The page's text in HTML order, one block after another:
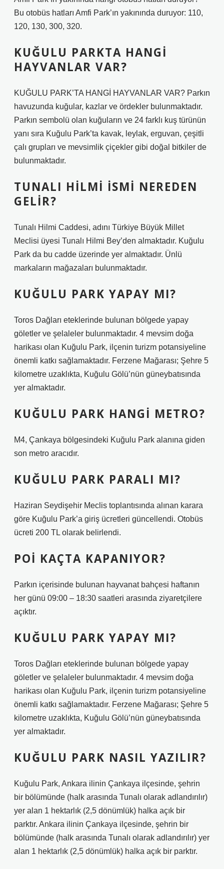
Bu otobüs hatları Amfi Park’ın yakınında duruyor: 110,
120, 130, 300, 320.
KUĞULU PARKTA HANGI
HAYVANLAR VAR?
KUĞULU PARK’TA HANGİ HAYVANLAR VAR? Parkın
havuzunda kuğular, kazlar ve ördekler bulunmaktadır.
Parkın sembolü olan kuğuların ve 24 farklı kuş türünün
yanı sıra Kuğulu Park’ta kavak, leylak, erguvan, çeşitli
çalı grupları ve mevsimlik çiçekler gibi doğal bitkiler de
bulunmaktadır.
TUNALI HILMI ISMI NEREDEN
GELIR?
Tunalı Hilmi Caddesi, adını Türkiye Büyük Millet
Meclisi üyesi Tunalı Hilmi Bey’den almaktadır. Kuğulu
Park da bu cadde üzerinde yer almaktadır. Ünlü
markaların mağazaları bulunmaktadır.
KUĞULU PARK YAPAY MI?
Toros Dağları eteklerinde bulunan bölgede yapay
göletler ve şelaleler bulunmaktadır. 4 mevsim doğa
harikası olan Kuğulu Park, ilçenin turizm potansiyeline
önemli katkı sağlamaktadır. Ferzene Mağarası; Şehre 5
kilometre uzaklıkta, Kuğulu Gölü’nün güneybatısında
yer almaktadır.
KUĞULU PARK HANGI METRO?
M4, Çankaya bölgesindeki Kuğulu Park alanına giden
son metro aracıdır.
KUĞULU PARK PARALI MI?
Haziran Seydişehir Meclis toplantısında alınan karara
göre Kuğulu Park’a giriş ücretleri güncellendi. Otobüs
ücreti 200 TL olarak belirlendi.
POI KAÇTA KAPANIYOR?
Parkın içerisinde bulunan hayvanat bahçesi haftanın
her günü 09:00 – 18:30 saatleri arasında ziyaretçilere
açıktır.
KUĞULU PARK YAPAY MI?
Toros Dağları eteklerinde bulunan bölgede yapay
göletler ve şelaleler bulunmaktadır. 4 mevsim doğa
harikası olan Kuğulu Park, ilçenin turizm potansiyeline
önemli katkı sağlamaktadır. Ferzene Mağarası; Şehre 5
kilometre uzaklıkta, Kuğulu Gölü’nün güneybatısında
yer almaktadır.
KUĞULU PARK NASIL YAZILIR?
Kuğulu Park, Ankara ilinin Çankaya ilçesinde, şehrin
bir bölümünde (halk arasında Tunalı olarak adlandırılır)
yer alan 1 hektarlık (2,5 dönümlük) halka açık bir
parktır. Ankara ilinin Çankaya ilçesinde, şehrin bir
bölümünde (halk arasında Tunalı olarak adlandırılır) yer
alan 1 hektarlık (2,5 dönümlük) halka açık bir parktır.